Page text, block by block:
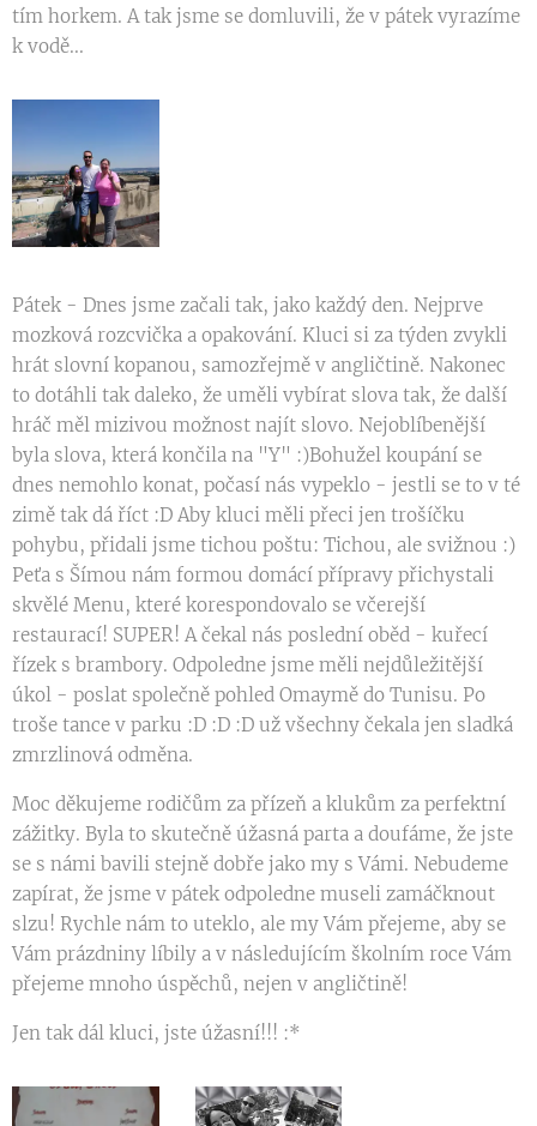
tím horkem. A tak jsme se domluvili, že v pátek vyrazíme
k vodě...
Pátek - Dnes jsme začali tak, jako každý den. Nejprve
mozková rozcvička a opakování. Kluci si za týden zvykli
hrát slovní kopanou, samozřejmě v angličtině. Nakonec
to dotáhli tak daleko, že uměli vybírat slova tak, že další
hráč měl mizivou možnost najít slovo. Nejoblíbenější
byla slova, která končila na "Y" :)Bohužel koupání se
dnes nemohlo konat, počasí nás vypeklo - jestli se to v té
zimě tak dá říct :D Aby kluci měli přeci jen trošíčku
pohybu, přidali jsme tichou poštu: Tichou, ale svižnou :)
Peťa s Šímou nám formou domácí přípravy přichystali
skvělé Menu, které korespondovalo se včerejší
restaurací! SUPER! A čekal nás poslední oběd - kuřecí
řízek s brambory. Odpoledne jsme měli nejdůležitější
úkol - poslat společně pohled Omaymě do Tunisu. Po
troše tance v parku :D :D :D už všechny čekala jen sladká
zmrzlinová odměna.
Moc děkujeme rodičům za přízeň a klukům za perfektní
zážitky. Byla to skutečně úžasná parta a doufáme, že jste
se s námi bavili stejně dobře jako my s Vámi. Nebudeme
zapírat, že jsme v pátek odpoledne museli zamáčknout
slzu! Rychle nám to uteklo, ale my Vám přejeme, aby se
Vám prázdniny líbily a v následujícím školním roce Vám
přejeme mnoho úspěchů, nejen v angličtině!
Jen tak dál kluci, jste úžasní!!! :*